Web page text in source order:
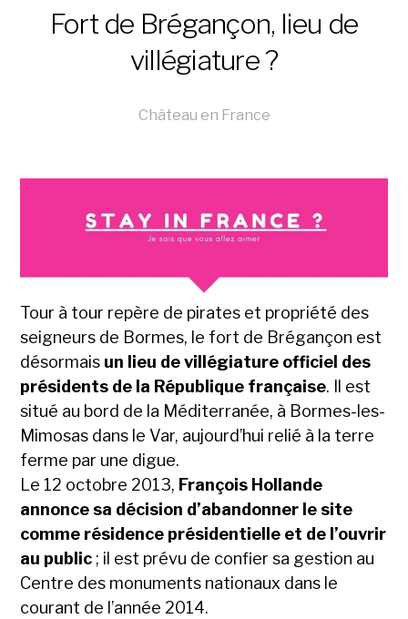
Fort de Brégançon, lieu de
villégiature ?
Château en France
Tour à tour repère de pirates et propriété des
seigneurs de Bormes, le fort de Brégançon est
désormais un lieu de villégiature officiel des
présidents de la République française. Il est
situé au bord de la Méditerranée, à Bormes-les-
Mimosas dans le Var, aujourd’hui relié à la terre
ferme par une digue.
Le 12 octobre 2013, François Hollande
annonce sa décision d’abandonner le site
comme résidence présidentielle et de l’ouvrir
au public ; il est prévu de confier sa gestion au
Centre des monuments nationaux dans le
courant de l’année 2014.